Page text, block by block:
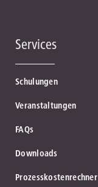
Services
Schulungen
Veranstaltungen
FAQs
Downloads
Prozesskostenrechner